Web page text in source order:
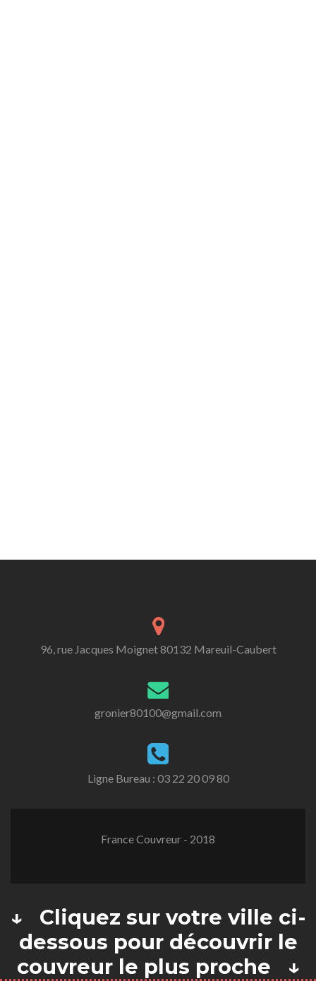
96, rue Jacques Moignet 80132 Mareuil-Caubert
gronier80100@gmail.com
Ligne Bureau : 03 22 20 09 80
France Couvreur - 2018
↓ Cliquez sur votre ville ci-
dessous pour découvrir le
couvreur le plus proche ↓